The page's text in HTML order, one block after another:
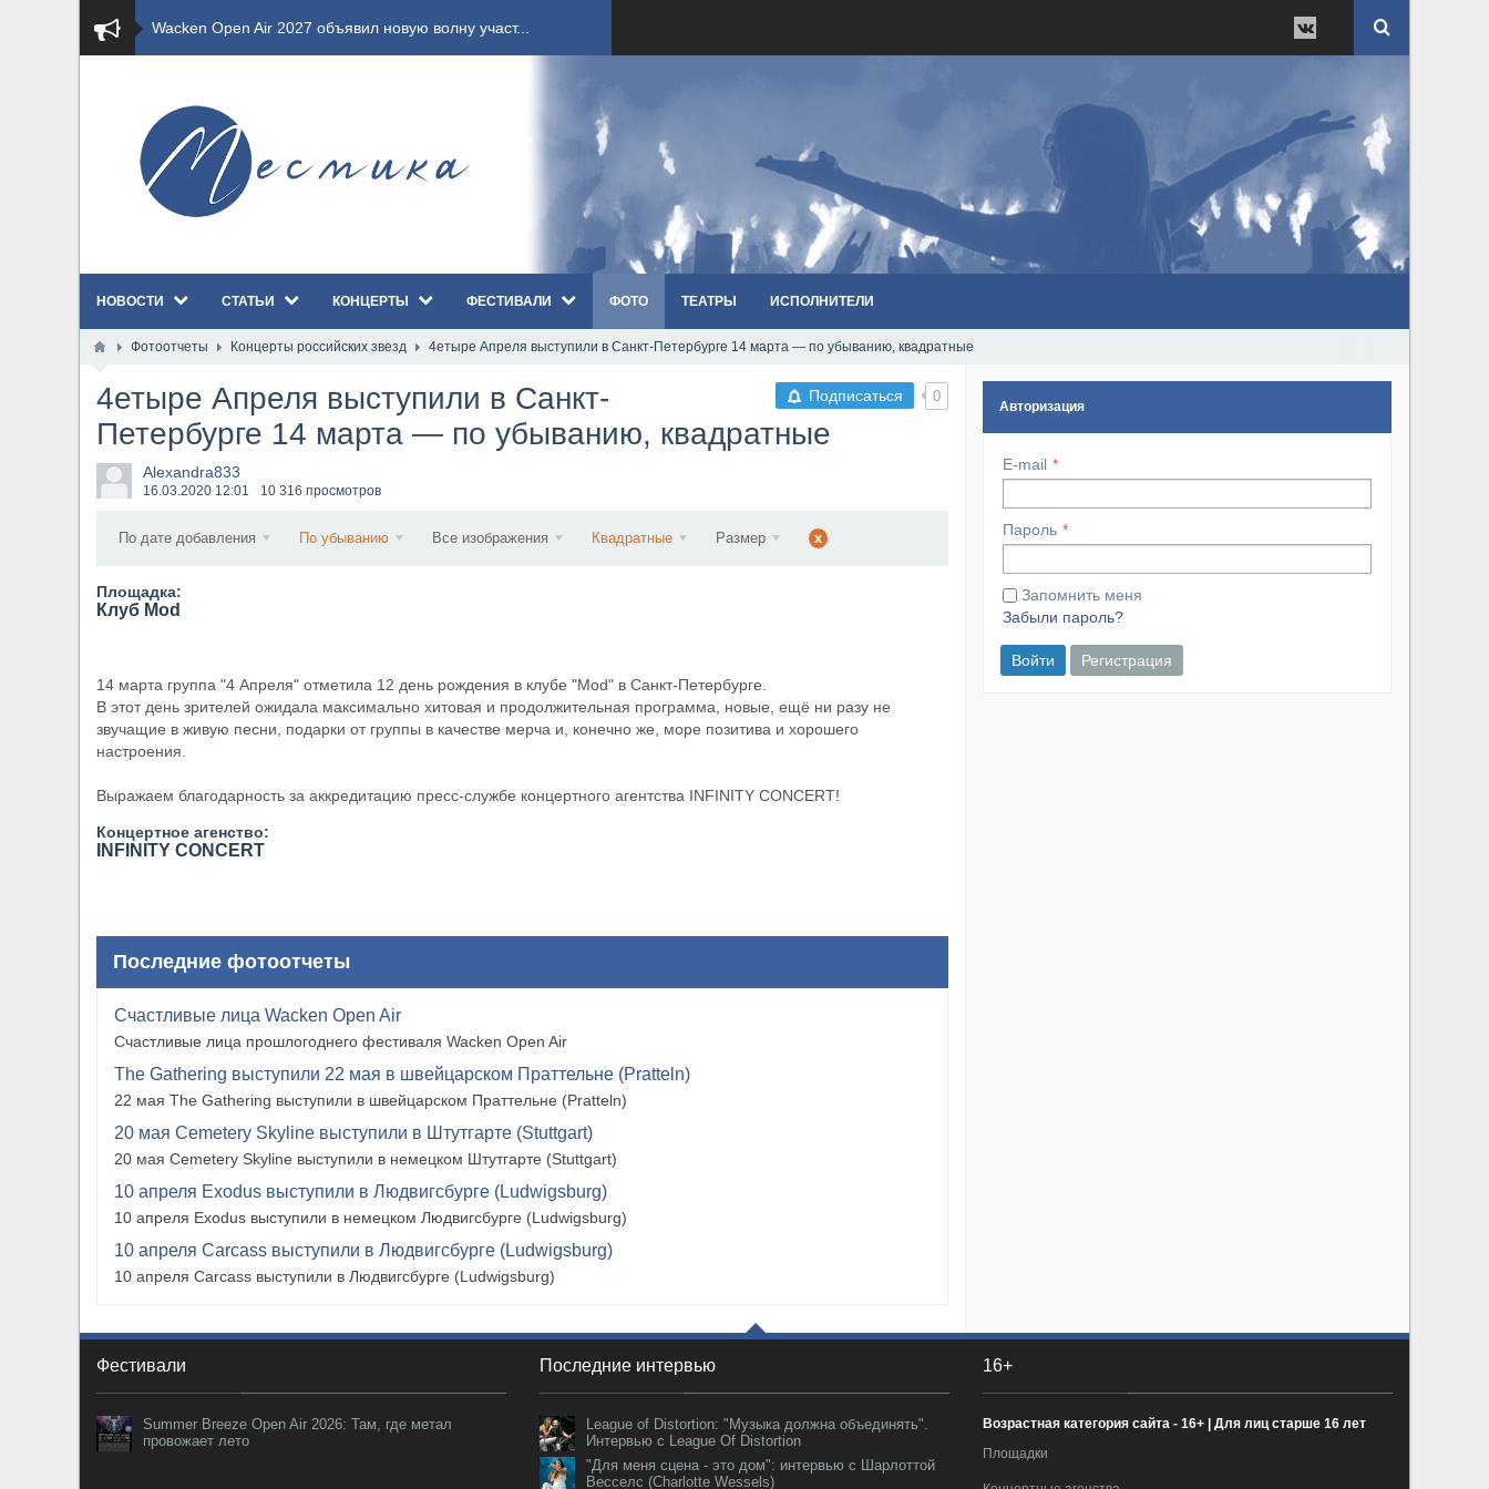
​Imminence анонсировали новый альбом Axis Mundi...
GHOST возвращаются на большие экраны с новым ко...
​Summer Breeze Open Air 2026 полностью переходи...
ANTHRAX представили новый сингл и видеоклип «Th...
XANDRIA представили новый сингл под названием «...
Wacken Open Air 2026 объявили последние одиннад...
НОВОСТИ СТАТЬИ КОНЦЕРТЫ ФЕСТИВАЛИ ФОТО ТЕАТРЫ ИСПОЛНИТЕЛИ
Фотоотчеты Концерты российских звезд 4етыре Апреля выступили в Санкт-Петербурге 14 марта — по убыванию, квадратные
Подписаться 0
4етыре Апреля выступили в Санкт-
Петербурге 14 марта — по убыванию, квадратные
Alexandra833
16.03.2020 12:01 10 316 просмотров
По дате добавления По убыванию Все изображения Квадратные Размер x
Площадка:
Клуб Mod
14 марта группа "4 Апреля" отметила 12 день рождения в клубе "Mod" в Санкт-Петербурге.
В этот день зрителей ожидала максимально хитовая и продолжительная программа, новые, ещё ни разу не
звучащие в живую песни, подарки от группы в качестве мерча и, конечно же, море позитива и хорошего
настроения.
Выражаем благодарность за аккредитацию пресс-службе концертного агентства ​INFINITY CONCERT!
Концертное агенство:
​INFINITY CONCERT
Последние фотоотчеты
Счастливые лица Wacken Open Air
Счастливые лица прошлогоднего фестиваля Wacken Open Air
The Gathering выступили 22 мая в швейцарском Праттельне (Pratteln)
22 мая The Gathering выступили в швейцарском Праттельне (Pratteln)
20 мая Cemetery Skyline выступили в Штутгарте (Stuttgart)
20 мая Cemetery Skyline выступили в немецком Штутгарте (Stuttgart)
10 апреля Exodus выступили в Людвигсбурге (Ludwigsburg)
10 апреля Exodus выступили в немецком Людвигсбурге (Ludwigsburg)
10 апреля Carcass выступили в Людвигсбурге (Ludwigsburg)
10 апреля Carcass выступили в Людвигсбурге (Ludwigsburg)
Авторизация
E-mail
Пароль
Запомнить меня
Забыли пароль?
Войти Регистрация
Фестивали
Summer Breeze Open Air 2026: Там, где метал
провожает лето
Последние интервью
League of Distortion: "Музыка должна объединять".
Интервью с League Of Distortion
"Для меня сцена - это дом": интервью с Шарлоттой
Весселс (Charlotte Wessels)
16+
Возрастная категория сайта - 16+ | Для лиц старше 16 лет
Площадки